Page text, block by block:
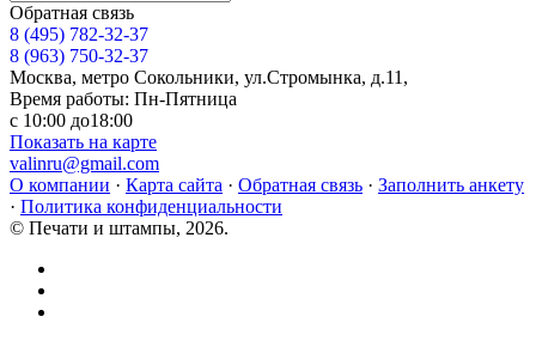
Обратная связь
8 (495) 782-32-37
8 (963) 750-32-37
Москва, метро Сокольники, ул.Стромынка, д.11,
Время работы: Пн-Пятница
с 10:00 до18:00
Показать на карте
valinru@gmail.com
О компании · Карта сайта · Обратная связь · Заполнить анкету
· Политика конфиденциальности
© Печати и штампы, 2026.